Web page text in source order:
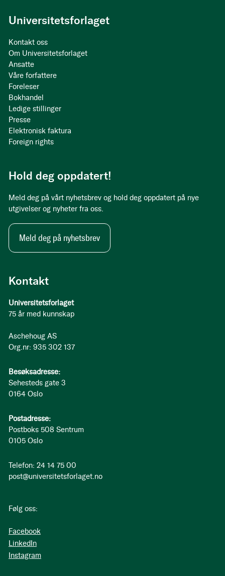
Kontakt
Universitetsforlaget
75 år med kunnskap
Aschehoug AS
Org.nr: 935 302 137
Besøksadresse:
Sehesteds gate 3
0164 Oslo
Postadresse:
Postboks 508 Sentrum
0105 Oslo
Telefon: 24 14 75 00
post@universitetsforlaget.no
Følg oss:
Facebook
LinkedIn
Instagram
Universitetsforlaget
Kontakt oss
Om Universitetsforlaget
Ansatte
Våre forfattere
Foreleser
Bokhandel
Ledige stillinger
Presse
Elektronisk faktura
Foreign rights
Hold deg oppdatert!
Meld deg på vårt nyhetsbrev og hold deg oppdatert på nye
utgivelser og nyheter fra oss.
Meld deg på nyhetsbrev